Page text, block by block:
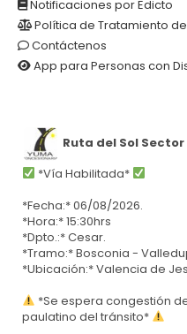
Notificaciones por Edicto
Política de Tratamiento
Contáctenos
App para Personas con
Ruta del Sol Sector
*Vía Habilitada*
*Fecha:* 06/08/2026.
*Hora:* 15:30hrs
*Dpto.:* Cesar.
*Tramo:* Bosconia -
*Ubicación:* Valencia de
*Se espera congestión
paulatino del tránsito*